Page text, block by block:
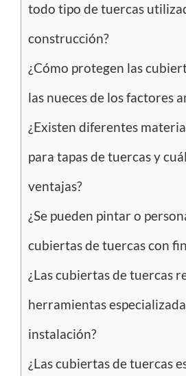
todo tipo de tuercas
construcción?
¿Cómo protegen las
las nueces de los factores
¿Existen diferentes
para tapas de tuercas y
ventajas?
¿Se pueden pintar o
cubiertas de tuercas con
¿Las cubiertas de tuercas
herramientas
instalación?
¿Las cubiertas de tuercas